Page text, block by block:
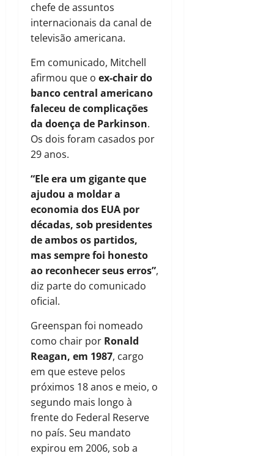
chefe de assuntos
internacionais da canal de
televisão americana.
Em comunicado, Mitchell
afirmou que o ex-chair do
banco central americano
faleceu de complicações
da doença de Parkinson.
Os dois foram casados por
29 anos.
“Ele era um gigante que
ajudou a moldar a
economia dos EUA por
décadas, sob presidentes
de ambos os partidos,
mas sempre foi honesto
ao reconhecer seus erros”,
diz parte do comunicado
oficial.
Greenspan foi nomeado
como chair por Ronald
Reagan, em 1987, cargo
em que esteve pelos
próximos 18 anos e meio, o
segundo mais longo à
frente do Federal Reserve
no país. Seu mandato
expirou em 2006, sob a